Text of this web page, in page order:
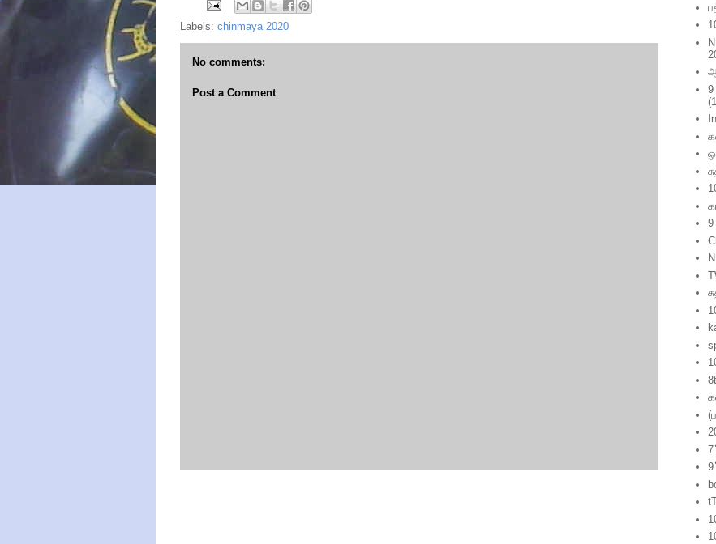
Labels: chinmaya 2020
No comments:
Post a Comment
9
9